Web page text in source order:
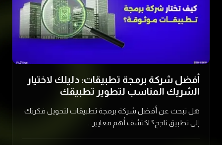
أفضل شركة برمجة تطبيقات: دليلك لاختيار
الشريك المناسب لتطوير تطبيقك
هل تبحث عن أفضل شركة برمجة تطبيقات لتحويل فكرتك
إلى تطبيق ناجح؟ اكتشف أهم معايير...